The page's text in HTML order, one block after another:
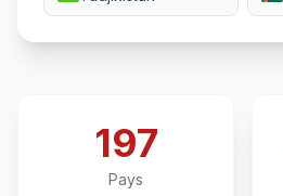
197
Pays